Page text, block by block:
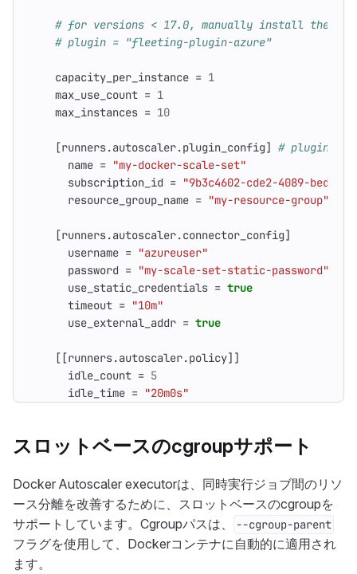
# for versions < 17.0, manually install the
# plugin = "fleeting-plugin-azure"
capacity_per_instance = 1
max_use_count = 1
max_instances = 10
[runners.autoscaler.plugin_config] # plugin
name = "my-docker-scale-set"
subscription_id = "9b3c4602-cde2-4089-bed8-
resource_group_name = "my-resource-group"
[runners.autoscaler.connector_config]
username = "azureuser"
password = "my-scale-set-static-password"
use_static_credentials = true
timeout = "10m"
use_external_addr = true
[[runners.autoscaler.policy]]
idle_count = 5
idle_time = "20m0s"
スロットベースのcgroupサポート
Docker Autoscaler executorは、同時実行ジョブ間のリソ
ース分離を改善するために、スロットベースのcgroupを
サポートしています。Cgroupパスは、
--cgroup-parent
フラグを使用して、Dockerコンテナに自動的に適用され
ます。